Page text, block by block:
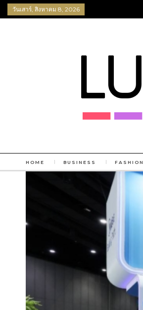
วันเสาร์, สิงหาคม 8, 2026
HOME BUSINESS FASHION